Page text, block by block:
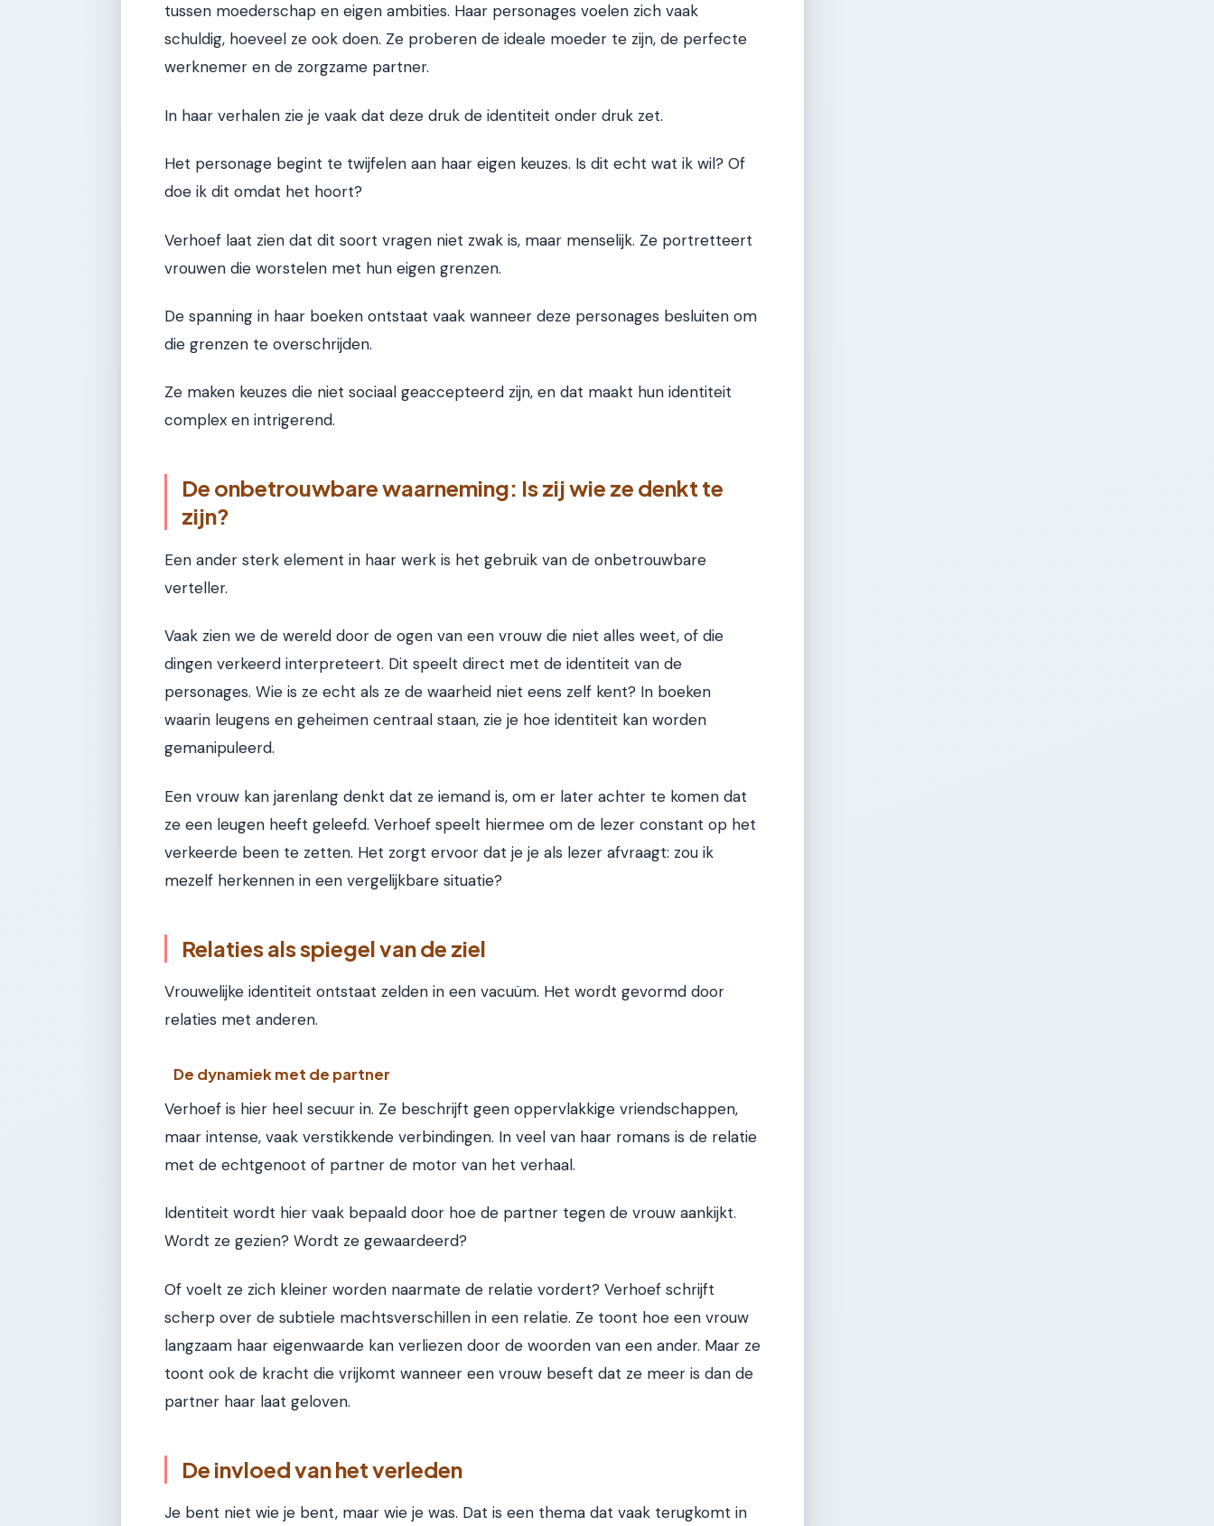
tussen moederschap en eigen ambities. Haar personages voelen zich vaak
schuldig, hoeveel ze ook doen. Ze proberen de ideale moeder te zijn, de perfecte
werknemer en de zorgzame partner.
In haar verhalen zie je vaak dat deze druk de identiteit onder druk zet.
Het personage begint te twijfelen aan haar eigen keuzes. Is dit echt wat ik wil? Of
doe ik dit omdat het hoort?
Verhoef laat zien dat dit soort vragen niet zwak is, maar menselijk. Ze portretteert
vrouwen die worstelen met hun eigen grenzen.
De spanning in haar boeken ontstaat vaak wanneer deze personages besluiten om
die grenzen te overschrijden.
Ze maken keuzes die niet sociaal geaccepteerd zijn, en dat maakt hun identiteit
complex en intrigerend.
De onbetrouwbare waarneming: Is zij wie ze denkt te
zijn?
Een ander sterk element in haar werk is het gebruik van de onbetrouwbare
verteller.
Vaak zien we de wereld door de ogen van een vrouw die niet alles weet, of die
dingen verkeerd interpreteert. Dit speelt direct met de identiteit van de
personages. Wie is ze echt als ze de waarheid niet eens zelf kent? In boeken
waarin leugens en geheimen centraal staan, zie je hoe identiteit kan worden
gemanipuleerd.
Een vrouw kan jarenlang denkt dat ze iemand is, om er later achter te komen dat
ze een leugen heeft geleefd. Verhoef speelt hiermee om de lezer constant op het
verkeerde been te zetten. Het zorgt ervoor dat je je als lezer afvraagt: zou ik
mezelf herkennen in een vergelijkbare situatie?
Relaties als spiegel van de ziel
Vrouwelijke identiteit ontstaat zelden in een vacuüm. Het wordt gevormd door
relaties met anderen.
De dynamiek met de partner
Verhoef is hier heel secuur in. Ze beschrijft geen oppervlakkige vriendschappen,
maar intense, vaak verstikkende verbindingen. In veel van haar romans is de relatie
met de echtgenoot of partner de motor van het verhaal.
Identiteit wordt hier vaak bepaald door hoe de partner tegen de vrouw aankijkt.
Wordt ze gezien? Wordt ze gewaardeerd?
Of voelt ze zich kleiner worden naarmate de relatie vordert? Verhoef schrijft
scherp over de subtiele machtsverschillen in een relatie. Ze toont hoe een vrouw
langzaam haar eigenwaarde kan verliezen door de woorden van een ander. Maar ze
toont ook de kracht die vrijkomt wanneer een vrouw beseft dat ze meer is dan de
partner haar laat geloven.
De invloed van het verleden
Je bent niet wie je bent, maar wie je was. Dat is een thema dat vaak terugkomt in